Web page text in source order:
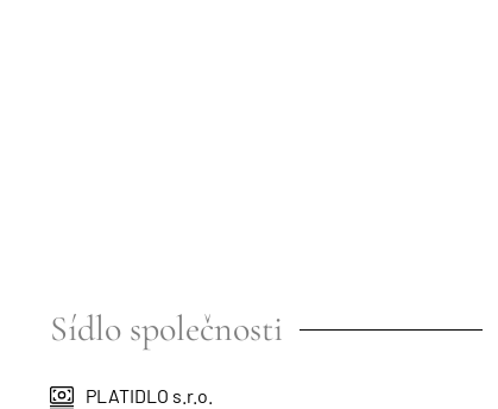
Sídlo společnosti
PLATIDLO s.r.o.